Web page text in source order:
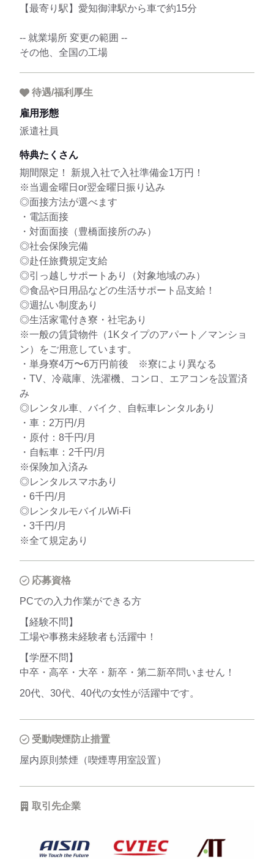
【最寄り駅】愛知御津駅から車で約15分
-- 就業場所 変更の範囲 --
その他、全国の工場
待遇/福利厚生
雇用形態
派遣社員
特典たくさん
期間限定！ 新規入社で入社準備金1万円！
※当週金曜日or翌金曜日振り込み
◎面接方法が選べます
・電話面接
・対面面接（豊橋面接所のみ）
◎社会保険完備
◎赴任旅費規定支給
◎引っ越しサポートあり（対象地域のみ）
◎食品や日用品などの生活サポート品支給！
◎週払い制度あり
◎生活家電付き寮・社宅あり
※一般の賃貸物件（1Kタイプのアパート／マンショ
ン）をご用意しています。
・単身寮4万〜6万円前後 ※寮により異なる
・TV、冷蔵庫、洗濯機、コンロ、エアコンを設置済
み
◎レンタル車、バイク、自転車レンタルあり
・車：2万円/月
・原付：8千円/月
・自転車：2千円/月
※保険加入済み
◎レンタルスマホあり
・6千円/月
◎レンタルモバイルWi-Fi
・3千円/月
※全て規定あり
応募資格
PCでの入力作業ができる方
【経験不問】
工場や事務未経験者も活躍中！
【学歴不問】
中卒・高卒・大卒・新卒・第二新卒問いません！
20代、30代、40代の女性が活躍中です。
受動喫煙防止措置
屋内原則禁煙（喫煙専用室設置）
取引先企業